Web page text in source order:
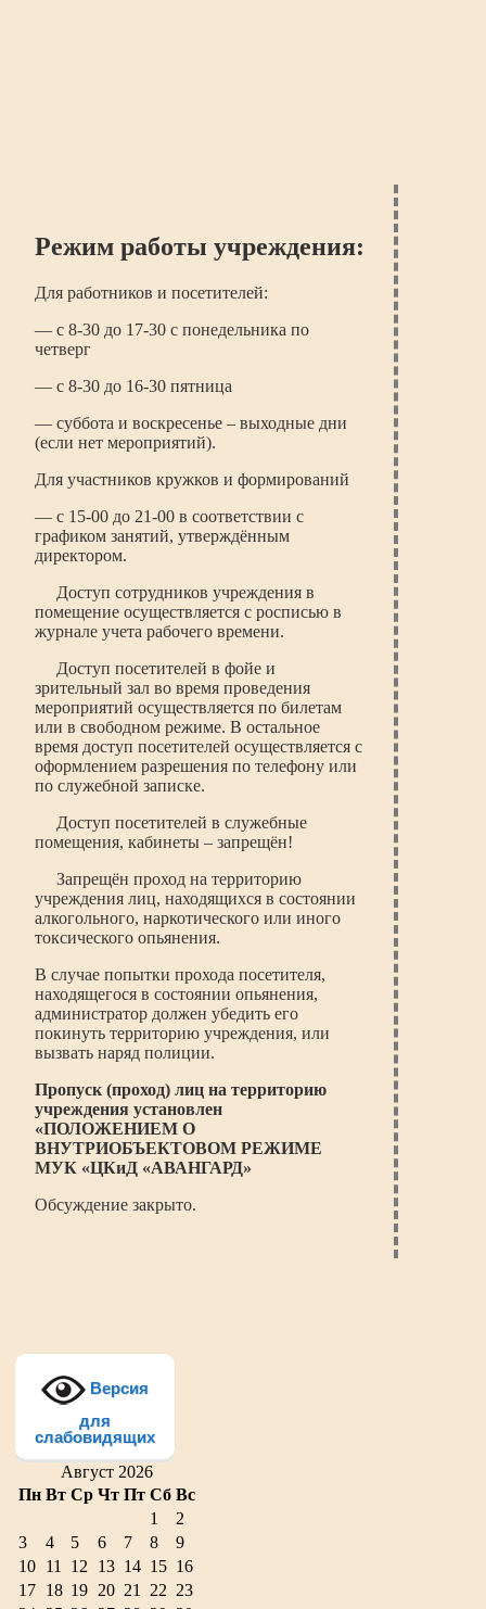
Режим работы учреждения:
Для работников и посетителей:
— с 8-30 до 17-30 с понедельника по
четверг
— с 8-30 до 16-30 пятница
— суббота и воскресенье – выходные дни
(если нет мероприятий).
Для участников кружков и формирований
— с 15-00 до 21-00 в соответствии с
графиком занятий, утверждённым
директором.
Доступ сотрудников учреждения в
помещение осуществляется с росписью в
журнале учета рабочего времени.
Доступ посетителей в фойе и
зрительный зал во время проведения
мероприятий осуществляется по билетам
или в свободном режиме. В остальное
время доступ посетителей осуществляется с
оформлением разрешения по телефону или
по служебной записке.
Доступ посетителей в служебные
помещения, кабинеты – запрещён!
Запрещён проход на территорию
учреждения лиц, находящихся в состоянии
алкогольного, наркотического или иного
токсического опьянения.
В случае попытки прохода посетителя,
находящегося в состоянии опьянения,
администратор должен убедить его
покинуть территорию учреждения, или
вызвать наряд полиции.
Пропуск (проход) лиц на территорию
учреждения установлен
«ПОЛОЖЕНИЕМ О
ВНУТРИОБЪЕКТОВОМ РЕЖИМЕ
МУК «ЦКиД «АВАНГАРД»
Обсуждение закрыто.
Версия
для
слабовидящих
Август 2026
Пн Вт Ср Чт Пт Сб Вс
1
2
3
4 5 6 7 8
9
10 11 12 13 14 15 16
17 18 19 20 21 22 23